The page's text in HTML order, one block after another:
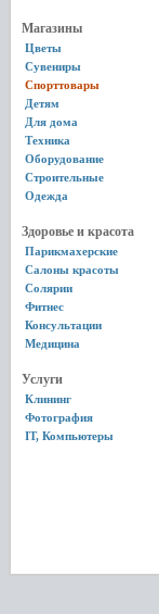
Магазины
Цветы
Сувениры
Спорттовары
Детям
Для дома
Техника
Оборудование
Строительные
Одежда
Здоровье и красота
Парикмахерские
Салоны красоты
Солярии
Фитнес
Консультации
Медицина
Услуги
Клининг
Фотография
IT, Компьютеры